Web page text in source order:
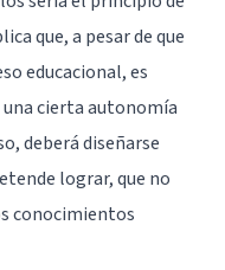
que, a pesar de que
educacional, es
una cierta autonomía
deberá diseñarse
lograr, que no
conocimientos